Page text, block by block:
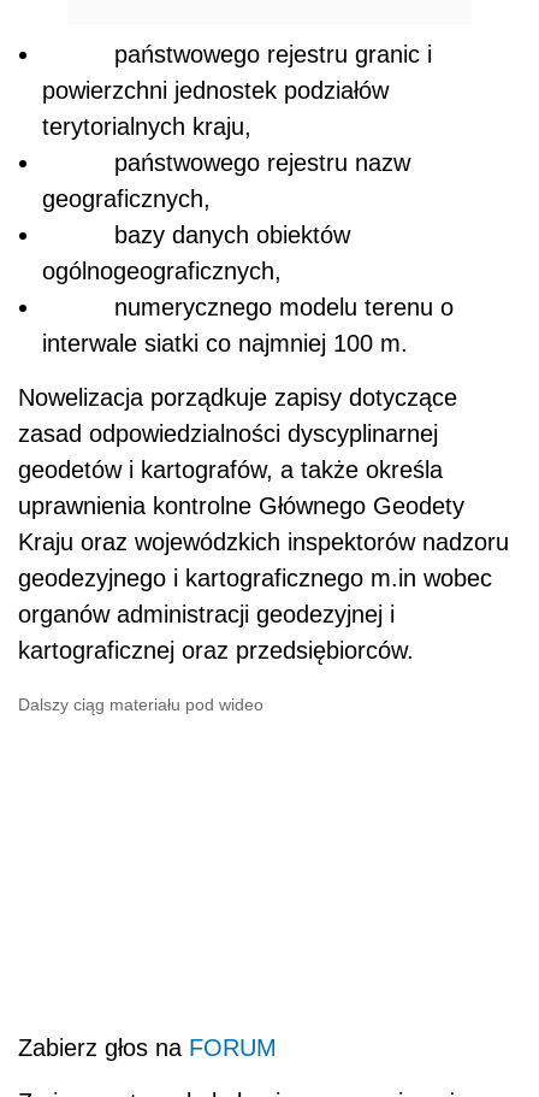
państwowego rejestru granic i
powierzchni jednostek podziałów
terytorialnych kraju,
państwowego rejestru nazw
geograficznych,
bazy danych obiektów
ogólnogeograficznych,
numerycznego modelu terenu o
interwale siatki co najmniej 100 m.
Nowelizacja porządkuje zapisy dotyczące
zasad odpowiedzialności dyscyplinarnej
geodetów i kartografów, a także określa
uprawnienia kontrolne Głównego Geodety
Kraju oraz wojewódzkich inspektorów nadzoru
geodezyjnego i kartograficznego m.in wobec
organów administracji geodezyjnej i
kartograficznej oraz przedsiębiorców.
Dalszy ciąg materiału pod wideo
Zabierz głos na FORUM